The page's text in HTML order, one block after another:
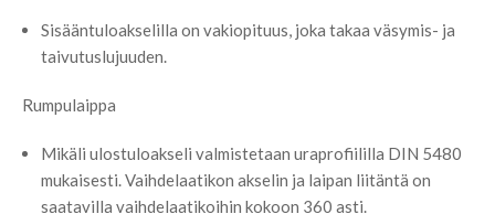
Sisääntuloakselilla on vakiopituus, joka takaa väsymis- ja
taivutuslujuuden.
Rumpulaippa
Mikäli ulostuloakseli valmistetaan uraprofiililla DIN 5480
mukaisesti. Vaihdelaatikon akselin ja laipan liitäntä on
saatavilla vaihdelaatikoihin kokoon 360 asti.